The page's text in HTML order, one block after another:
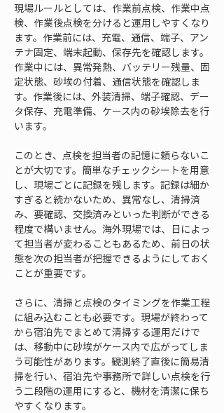
現場ルールとしては、作業前点検、作業中点
検、作業後点検を分けると運用しやすくなり
ます。作業前には、充電、通信、端子、アン
テナ固定、端末起動、保存先を確認します。
作業中には、異常発熱、バッテリー残量、固
定状態、砂埃の付着、通信状態を確認しま
す。作業後には、外装清掃、端子確認、デー
タ保存、充電準備、ケース内の砂埃除去を行
います。
このとき、点検を担当者の記憶に頼らないこ
とが大切です。簡単なチェックシートを用意
し、現場ごとに記録を残します。記録は細か
すぎると続かないため、異常なし、清掃済
み、要確認、交換済みといった判断ができる
程度で構いません。海外現場では、日によっ
て担当者が変わることもあるため、前日の状
態を次の担当者が把握できるようにしておく
ことが重要です。
さらに、清掃と点検のタイミングを作業工程
に組み込むことも必要です。現場が終わって
から宿泊先でまとめて清掃する運用だけで
は、移動中に砂埃がケース内で広がってしま
う可能性があります。観測終了直後に簡易清
掃を行い、宿泊先や事務所で詳しい点検を行
う二段階の運用にすると、機材を清潔に保ち
やすくなります。